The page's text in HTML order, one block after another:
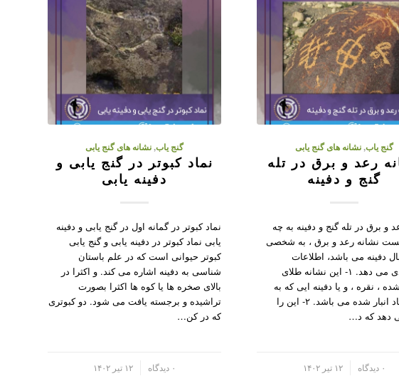
گنج یاب,نشانه های گنج یابی
رعد و برق در تله
گنج و دفینه
و برق در تله گنج و دفینه به چه
نشانه رعد و برق ، به شخصی
دفینه می باشد، اطلاعات
ارزشمندی می دهد. ۱- این نشانه طلای
، نقره ، و یا دفینه ایی که به
مقدار زیاد انبار شده می باشد. ۲- این را
دهد که د…
۰ دیدگاه ۱۲ تیر ۱۴۰۲
گنج یاب,نشانه های گنج یابی
نماد کبوتر در گنج یابی و
دفینه یابی
نماد کبوتر در گمانه اول در گنج یابی و دفینه
یابی نماد کبوتر در دفینه یابی و گنج یابی
کبوتر حیوانی است که در علم باستان
شناسی به دفینه اشاره می کند. و اکثرا در
بالای صخره ها یا کوه ها اکثرا بصورت
تراشیده و برجسته یافت می شود. دو کبوتری
که در کن…
۰ دیدگاه ۱۲ تیر ۱۴۰۲